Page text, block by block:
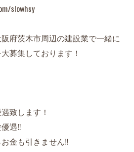
slowhsy
府茨木市周辺の建設業で一緒に
募集しております！
致します！
遇‼︎
金も引きません‼︎